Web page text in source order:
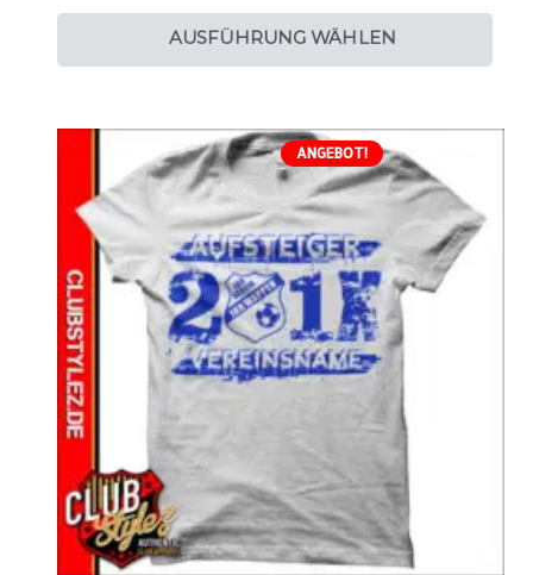
AUSFÜHRUNG WÄHLEN
ANGEBOT!